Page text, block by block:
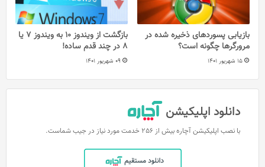
بازیابی پسوردهای ذخیره شده در
مرورگرها چگونه است؟
15 شهریور 1401
بازگشت از ویندوز 10 به ویندوز 7 یا
8 در چند قدم ساده!
09 شهریور 1401
دانلود اپلیکیشن
با نصب اپلیکیشن آچاره بیش از 256 خدمت مورد نیاز در جیب شماست.